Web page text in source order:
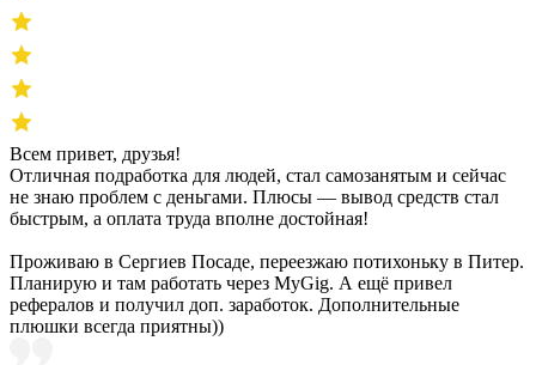
Всем привет, друзья!
Отличная подработка для людей, стал самозанятым и сейчас
не знаю проблем с деньгами. Плюсы — вывод средств стал
быстрым, а оплата труда вполне достойная!
Проживаю в Сергиев Посаде, переезжаю потихоньку в Питер.
Планирую и там работать через MyGig. А ещё привел
рефералов и получил доп. заработок. Дополнительные
плюшки всегда приятны))